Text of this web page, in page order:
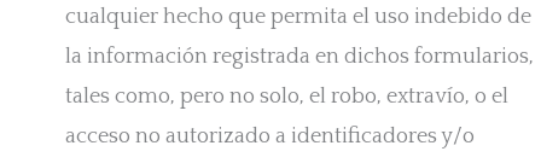
cualquier hecho que permita el uso indebido de
la información registrada en dichos formularios,
tales como, pero no solo, el robo, extravío, o el
acceso no autorizado a identificadores y/o